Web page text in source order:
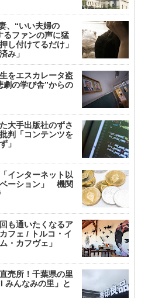
、“いい夫婦の
るファンの声に猛
し付けてるだけ」
み」
をエスカレータ盗
の学び舎”からの
大手出版社のずさ
判「コンテンツを
」
インターネット以
ーション」 機関
も通いたくなるア
フェ / トルコ・イ
・カフヴェ」
売所！千葉県の里
みんなみの里」と